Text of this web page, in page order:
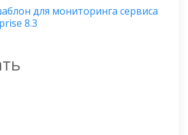
для мониторинга сервиса
8.3